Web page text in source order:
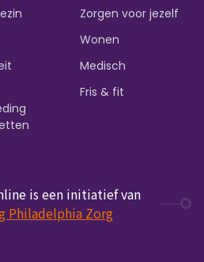
Zorgen voor jezelf
Wonen
Medisch
Fris & fit
is een initiatief van
Philadelphia Zorg